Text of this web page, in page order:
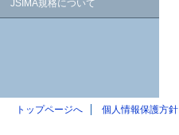
JSIMA規格について
トップページへ 個人情報保護方針